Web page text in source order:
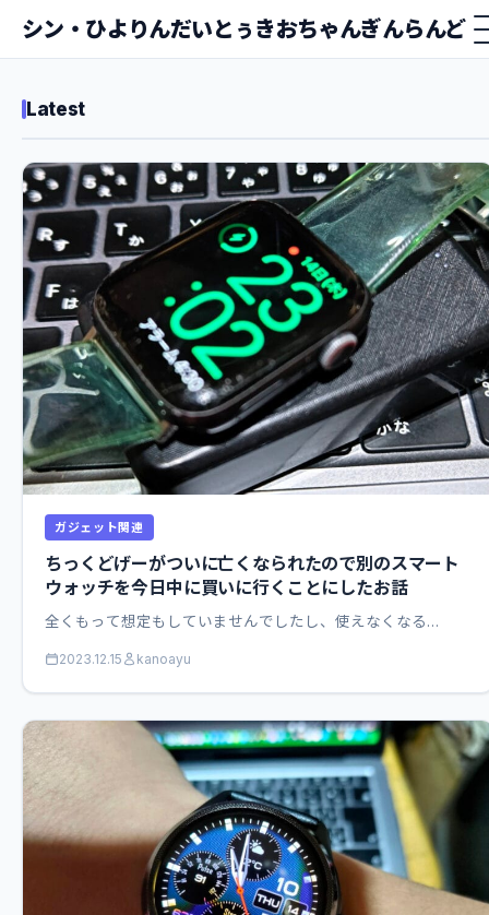
シン・ひよりんだいとぅきおちゃんぎんらんど
Latest
ガジェット関連
ちっくどげーがついに亡くなられたので別のスマート
ウォッチを今日中に買いに行くことにしたお話
全くもって想定もしていませんでしたし、使えなくなる…
2023.12.15 kanoayu